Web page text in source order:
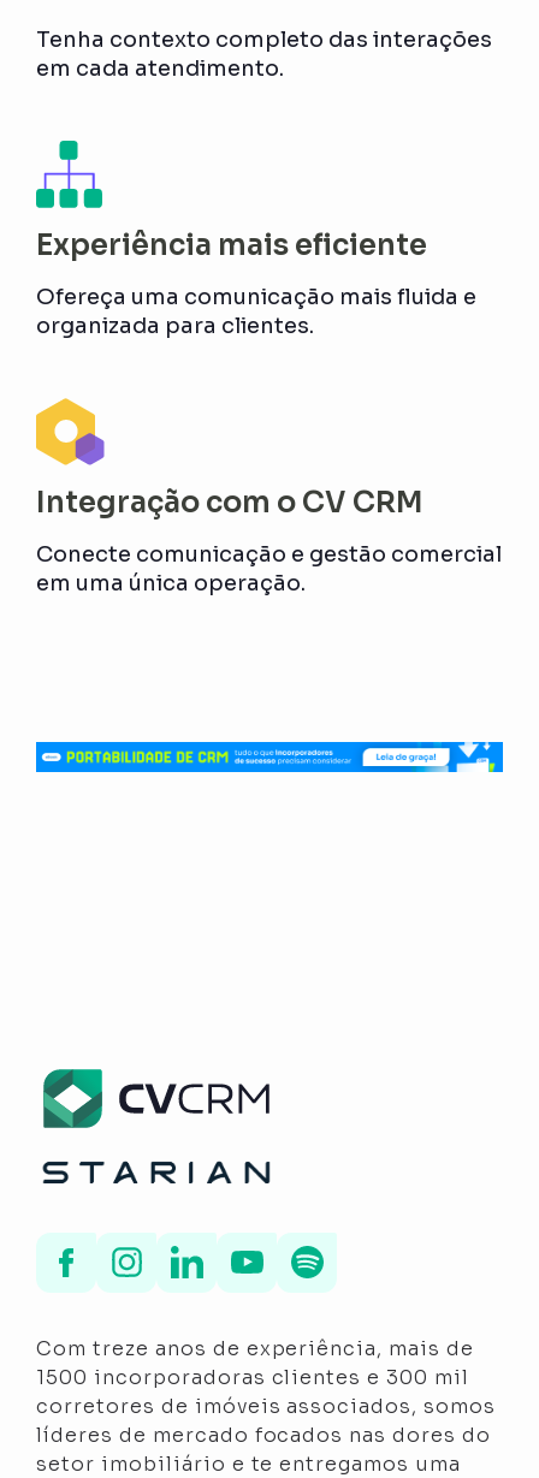
Tenha contexto completo das interações
em cada atendimento.
Experiência mais eficiente
Ofereça uma comunicação mais fluida e
organizada para clientes.
Integração com o CV CRM
Conecte comunicação e gestão comercial
em uma única operação.
Com treze anos de experiência, mais de
1500 incorporadoras clientes e 300 mil
corretores de imóveis associados, somos
líderes de mercado focados nas dores do
setor imobiliário e te entregamos uma